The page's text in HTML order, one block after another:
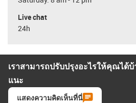
Live chat
24h
เราสามารถปรับปรุงอะไรให้คุณได้
แนะ
แสดงความคิดเห็นที่นี่